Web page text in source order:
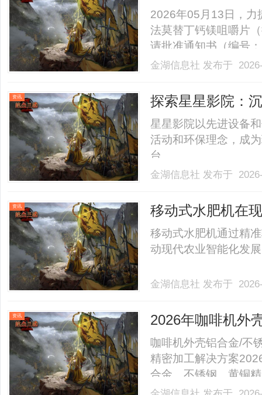
质量和疗效一致
2026年05月13日，力
法莫替丁钙镁咀嚼片
请批准通知书（编号
过仿制药一致性评价
部不适等症状，属非
金湖信息社 发布于
资讯 探索星星影院：
星星影院以先进设备
活动和环保理念，成
台。......
金湖信息社 发布于
资讯 移动式水肥机在
移动式水肥机通过精
动现代农业智能化发
金湖信息社 发布于
资讯
2026年咖啡机外
CNC 加工厂家排
咖啡机外壳铝合金/不
精密加工解决方案
合金、不锈钢、黄铜
达标、产能稳定、能